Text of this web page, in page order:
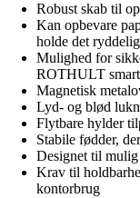
Robust skab til
Kan opbevare
holde det
Mulighed for
ROTHULT
Magnetisk
Lyd- og blød
Flytbare hylder
Stabile fødder,
Designet til
Krav til
kontorbrug